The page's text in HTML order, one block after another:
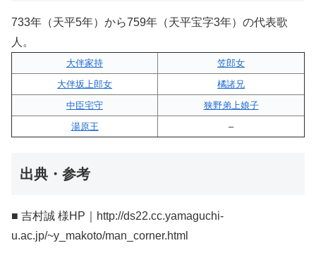
733年（天平5年）から759年（天平宝字3年）の代表歌
人。
大伴家持
笠郎女
大伴坂上郎女
橘諸兄
中臣宅守
狭野弟上娘子
湯原王
–
出典・参考
■ 吉村誠 様HP｜http://ds22.cc.yamaguchi-
u.ac.jp/~y_makoto/man_corner.html